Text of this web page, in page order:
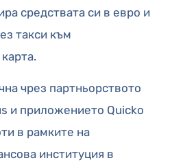
средствата си в евро и
такси към
чрез партньорството
и приложението Quicko
в рамките на
институция в